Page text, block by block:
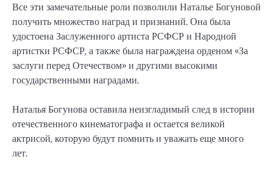
Все эти замечательные роли позволили Наталье Богуновой
получить множество наград и признаний. Она была
удостоена Заслуженного артиста РСФСР и Народной
артистки РСФСР, а также была награждена орденом «За
заслуги перед Отечеством» и другими высокими
государственными наградами.
Наталья Богунова оставила неизгладимый след в истории
отечественного кинематографа и остается великой
актрисой, которую будут помнить и уважать еще много
лет.